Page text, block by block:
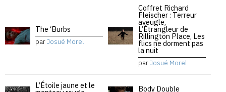
The ‘Burbs
parJosué Morel
Coffret Richard
Fleischer : Terreur
aveugle,
L’Étrangleur de
Rillington Place, Les
flics ne dorment pas
la nuit
parJosué Morel
L’Étoile jaune et le Body Double